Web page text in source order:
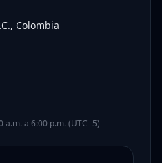
Colombia
a 6:00 p.m. (UTC -5)